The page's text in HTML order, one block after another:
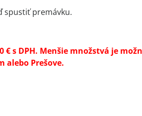
spustiť premávku.
s DPH. Menšie množstvá je
alebo Prešove.